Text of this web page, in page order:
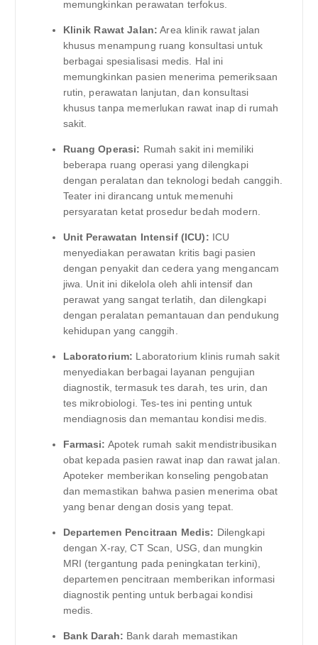
memungkinkan perawatan terfokus.
Klinik Rawat Jalan: Area klinik rawat jalan
khusus menampung ruang konsultasi untuk
berbagai spesialisasi medis. Hal ini
memungkinkan pasien menerima pemeriksaan
rutin, perawatan lanjutan, dan konsultasi
khusus tanpa memerlukan rawat inap di rumah
sakit.
Ruang Operasi: Rumah sakit ini memiliki
beberapa ruang operasi yang dilengkapi
dengan peralatan dan teknologi bedah canggih.
Teater ini dirancang untuk memenuhi
persyaratan ketat prosedur bedah modern.
Unit Perawatan Intensif (ICU): ICU
menyediakan perawatan kritis bagi pasien
dengan penyakit dan cedera yang mengancam
jiwa. Unit ini dikelola oleh ahli intensif dan
perawat yang sangat terlatih, dan dilengkapi
dengan peralatan pemantauan dan pendukung
kehidupan yang canggih.
Laboratorium: Laboratorium klinis rumah sakit
menyediakan berbagai layanan pengujian
diagnostik, termasuk tes darah, tes urin, dan
tes mikrobiologi. Tes-tes ini penting untuk
mendiagnosis dan memantau kondisi medis.
Farmasi: Apotek rumah sakit mendistribusikan
obat kepada pasien rawat inap dan rawat jalan.
Apoteker memberikan konseling pengobatan
dan memastikan bahwa pasien menerima obat
yang benar dengan dosis yang tepat.
Departemen Pencitraan Medis: Dilengkapi
dengan X-ray, CT Scan, USG, dan mungkin
MRI (tergantung pada peningkatan terkini),
departemen pencitraan memberikan informasi
diagnostik penting untuk berbagai kondisi
medis.
Bank Darah: Bank darah memastikan